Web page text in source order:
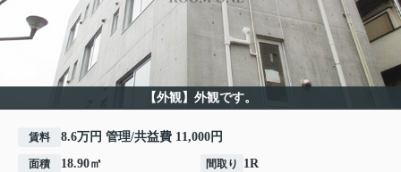
【外観】外観です。
賃料 8.6万円 管理/共益費 11,000円
面積 18.90㎡ 間取り 1R